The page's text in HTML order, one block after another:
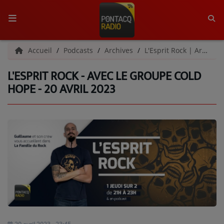
ACCUEIL
RADIO
GRILLE DES PROGRAMMES
C'ÉTAIT QUOI CE TITRE ?
MÉDIAS
Accueil Podcasts Archives L'Esprit Rock | Archives
L'ESPRIT ROCK - AVEC LE GROUPE COLD
HOPE - 20 AVRIL 2023